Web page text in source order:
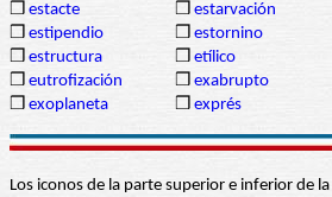
❒ estacte ❒ estarvación
❒ estipendio ❒ estornino
❒ estructura ❒ etílico
❒ eutrofización ❒ exabrupto
❒ exoplaneta ❒ exprés
Los iconos de la parte superior e inferior de